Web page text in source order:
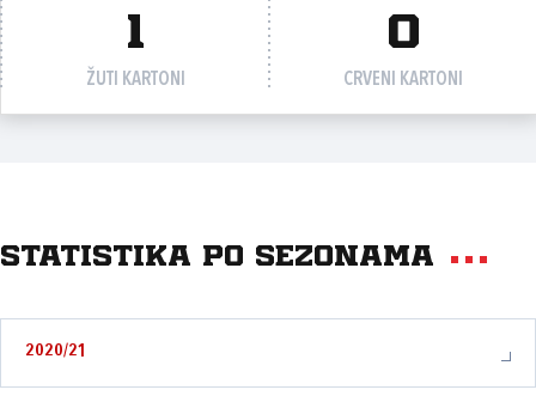
1
ŽUTI KARTONI
0
CRVENI KARTONI
Statistika po sezonama
2020/21